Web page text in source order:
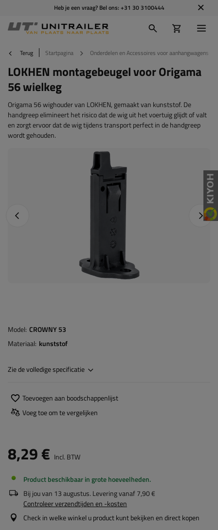
Heb je een vraag? Bel ons: +31 30 3100444
Terug Startpagina Onderdelen en Accessoires voor aanhangwagens
LOKHEN montagebeugel voor Origama
56 wielkeg
Origama 56 wighouder van LOKHEN, gemaakt van kunststof. De
handgreep elimineert het risico dat de wig uit het voertuig glijdt of valt
en zorgt ervoor dat de wig tijdens transport perfect in de handgreep
wordt gehouden.
Vorige foto
Model CROWNY 53
Materiaal kunststof
Zie de volledige specificatie
Toevoegen aan boodschappenlijst
Voeg toe om te vergelijken
8,29 € Incl. BTW
Product beschikbaar in grote hoeveelheden
Bij jou van 13 augustus. Levering vanaf7,90 €
Controleer verzendtijden en -kosten
Check in welke winkel u product kunt bekijken en direct kopen